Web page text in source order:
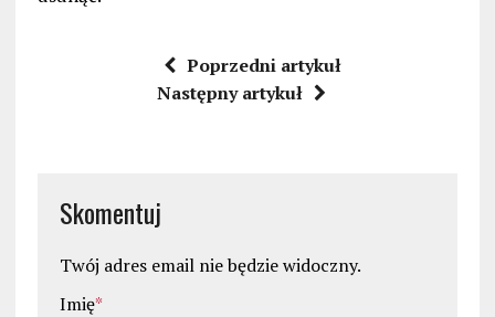
Poprzedni artykuł
Następny artykuł
Skomentuj
Twój adres email nie będzie widoczny.
Imię*